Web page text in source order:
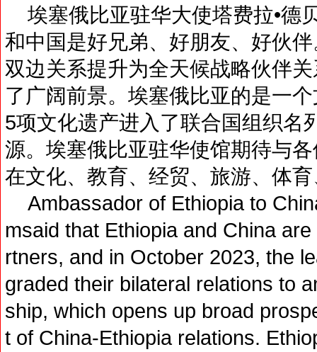
埃塞俄比亚驻华大使塔费拉•德
和中国是好兄弟、好朋友、好伙
双边关系提升为全天候战略伙伴
了广阔前景。埃塞俄比亚的是一
5项文化遗产进入了联合国组织名
源。埃塞俄比亚驻华使馆期待与
在文化、教育、经贸、旅游、体
Ambassador of Ethiopia to
msaid that Ethiopia and China
rtners, and in October 2023, the
graded their bilateral relations to
ship, which opens up broad
t of China-Ethiopia relations.